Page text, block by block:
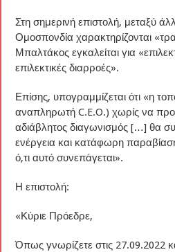
Στη σημερινή επιστολή, μεταξύ
Ομοσπονδία χαρακτηρίζονται
Μπαλτάκος εγκαλείται για
επιλεκτικές διαρροές».
Επίσης, υπογραμμίζεται ότι «η
αναπληρωτή C.E.O.) χωρίς να
αδιάβλητος διαγωνισμός […] θα
ενέργεια και κατάφωρη
ό,τι αυτό συνεπάγεται».
Η επιστολή:
«Κύριε Πρόεδρε,
Όπως γνωρίζετε στις 27.09.2022